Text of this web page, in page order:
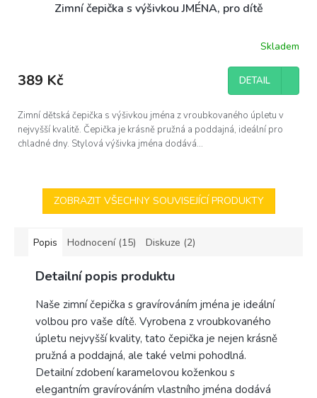
Zimní čepička s výšivkou JMÉNA, pro dítě
produktu
je
z
5
hvězdiček.
Skladem
389 Kč DETAIL
Zimní dětská čepička s výšivkou jména z vroubkovaného úpletu v
nejvyšší kvalitě. Čepička je krásně pružná a poddajná, ideální pro
chladné dny. Stylová výšivka jména dodává...
ZOBRAZIT VŠECHNY SOUVISEJÍCÍ PRODUKTY
Popis Hodnocení (15) Diskuze (2)
Detailní popis produktu
Naše zimní čepička s gravírováním jména je ideální
volbou pro vaše dítě. Vyrobena z vroubkovaného
úpletu nejvyšší kvality, tato čepička je nejen krásně
pružná a poddajná, ale také velmi pohodlná.
Detailní zdobení karamelovou koženkou s
elegantním gravírováním vlastního jména dodává